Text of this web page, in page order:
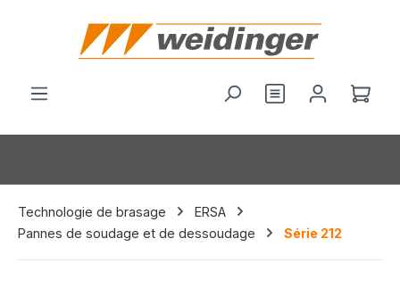
principal
Vous avez 0Le
Technologie de brasage
ERSA
Pannes de soudage et de dessoudage
Série 212